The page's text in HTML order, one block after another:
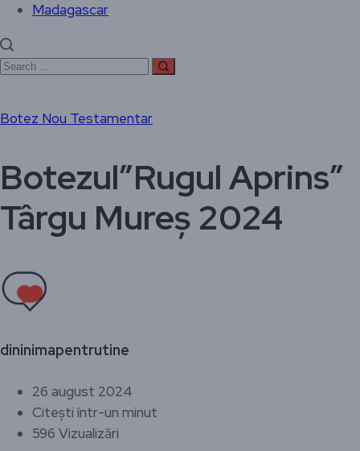
Madagascar
Botez Nou Testamentar
Botezul”Rugul Aprins”
Târgu Mureș 2024
dininimapentrutine
26 august 2024
Citești într-un minut
596 Vizualizări